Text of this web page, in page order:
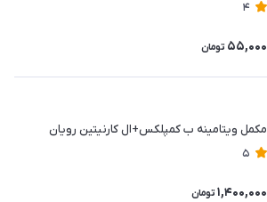
4
55,000 تومان
مکمل ویتامینه ب کمپلکس+ال کارنیتین رویان
5
1,400,000 تومان